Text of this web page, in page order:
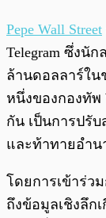
Pepe Wall Street
Telegram ซึ่งนั
ล้านดอลลาร์ใน
หนึ่งของกองทัพ
กัน เป็นการปรั
และท้าทายอำน
โดยการเข้าร่ว
ถึงข้อมูลเชิงลึก